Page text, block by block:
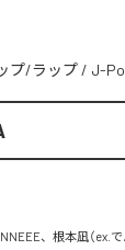
プ/ラップ / J-
、根本凪（ex.